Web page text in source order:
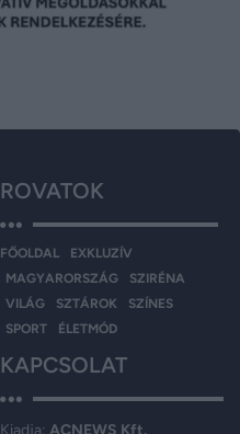
ROVATOK
FŐOLDAL
EXKLUZÍV
MAGYARORSZÁG
SZIRÉNA
VILÁG
SZTÁROK
SZÍNES
SPORT
ÉLETMÓD
KAPCSOLAT
Kiadja: ACNEWS Kft.